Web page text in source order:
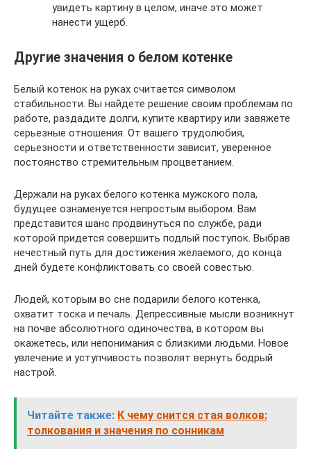
увидеть картину в целом, иначе это может
нанести ущерб.
Другие значения о белом котенке
Белый котенок на руках считается символом
стабильности. Вы найдете решение своим проблемам по
работе, раздадите долги, купите квартиру или завяжете
серьезные отношения. От вашего трудолюбия,
серьезности и ответственности зависит, уверенное
постоянство стремительным процветанием.
Держали на руках белого котенка мужского пола,
будущее ознаменуется непростым выбором. Вам
представится шанс продвинуться по службе, ради
которой придется совершить подлый поступок. Выбрав
нечестный путь для достижения желаемого, до конца
дней будете конфликтовать со своей совестью.
Людей, которым во сне подарили белого котенка,
охватит тоска и печаль. Депрессивные мысли возникнут
на почве абсолютного одиночества, в котором вы
окажетесь, или непонимания с близкими людьми. Новое
увлечение и уступчивость позволят вернуть бодрый
настрой.
Читайте также: К чему снится стая волков:
толкования и значения по сонникам